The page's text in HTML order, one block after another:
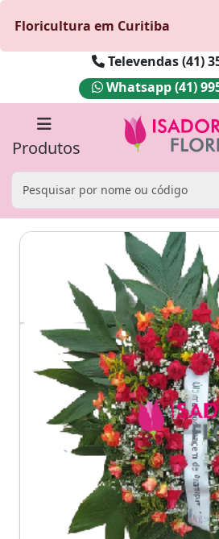
Floricultura em Curitiba
Televendas (41)
Whatsapp (41)
Produtos